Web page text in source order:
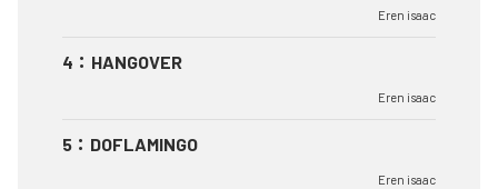
Eren isaac
4 ： HANGOVER
Eren isaac
5 ： DOFLAMINGO
Eren isaac